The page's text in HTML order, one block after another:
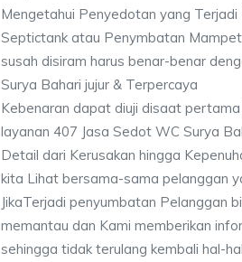
Mengetahui Penyedotan yang Terjadi
Septictank atau Penymbatan
susah disiram harus benar-benar
Surya Bahari jujur & Terpercaya
Kebenaran dapat diuji disaat
layanan 407 Jasa Sedot WC Surya
Detail dari Kerusakan hingga
kita Lihat bersama-sama pelanggan
JikaTerjadi penyumbatan Pelanggan
memantau dan Kami memberikan
sehingga tidak terulang kembali hal-